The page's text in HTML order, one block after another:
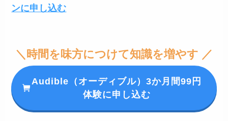
ンに申し込む
＼時間を味方につけて知識を増やす ／
Audible（オーディブル）3か月間99円
体験に申し込む